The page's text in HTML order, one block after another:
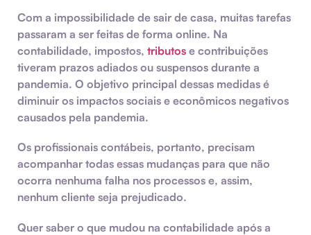
Com a impossibilidade de sair de casa, muitas tarefas
passaram a ser feitas de forma online. Na
contabilidade, impostos, tributos e contribuições
tiveram prazos adiados ou suspensos durante a
pandemia. O objetivo principal dessas medidas é
diminuir os impactos sociais e econômicos negativos
causados pela pandemia.
Os profissionais contábeis, portanto, precisam
acompanhar todas essas mudanças para que não
ocorra nenhuma falha nos processos e, assim,
nenhum cliente seja prejudicado.
Quer saber o que mudou na contabilidade após a